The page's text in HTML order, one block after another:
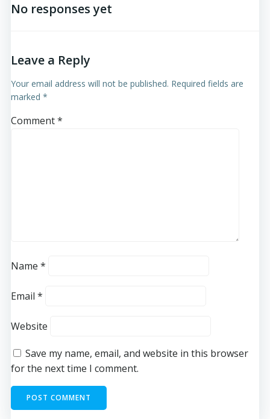
No responses yet
Leave a Reply
Your email address will not be published. Required fields are
marked *
Comment*
Name *
Email *
Website
Save my name, email, and website in this browser
for the next time I comment.